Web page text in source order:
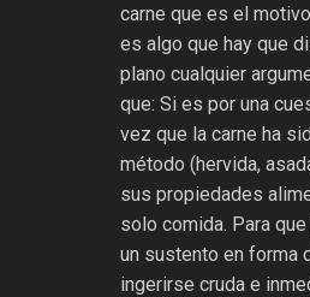
carne que es el
es algo que hay que
plano cualquier
que: Si es por una
vez que la carne ha
método (hervida,
sus propiedades
solo comida. Para
un sustento en forma
ingerirse cruda e